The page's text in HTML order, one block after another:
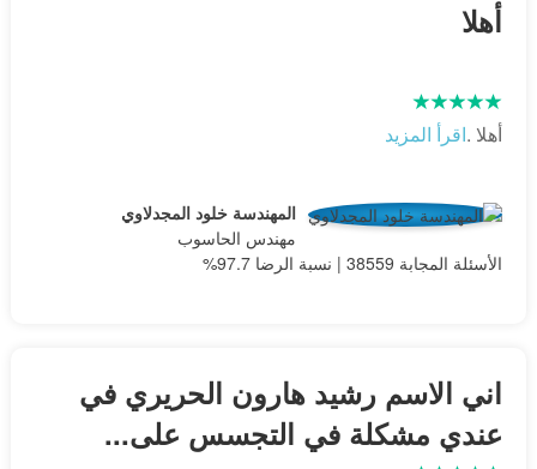
أهلا
أهلا .اقرأ المزيد
المهندسة خلود المجدلاوي
مهندس الحاسوب
الأسئلة المجابة 38559 | نسبة الرضا 97.7%
اني الاسم رشيد هارون الحريري في
عندي مشكلة في التجسس على...